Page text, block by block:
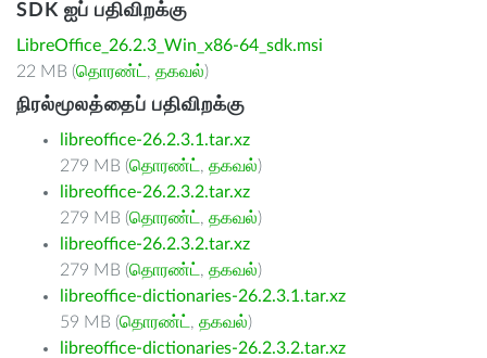
SDK ஐப் பதிவிறக்கு
LibreOffice_26.2.3_Win_x86-64_sdk.msi
22 MB (தொரண்ட் , தகவல்)
நிரல்மூலத்தைப் பதிவிறக்கு
libreoffice-26.2.3.1.tar.xz
279 MB (தொரண்ட் , தகவல்)
libreoffice-26.2.3.2.tar.xz
279 MB (தொரண்ட் , தகவல்)
libreoffice-26.2.3.2.tar.xz
279 MB (தொரண்ட் , தகவல்)
libreoffice-dictionaries-26.2.3.1.tar.xz
59 MB (தொரண்ட் , தகவல்)
libreoffice-dictionaries-26.2.3.2.tar.xz